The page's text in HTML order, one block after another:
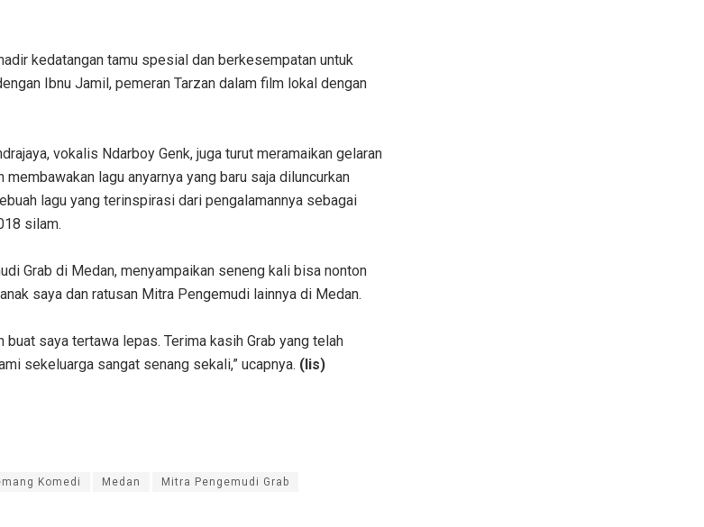
kedatangan tamu spesial dan berkesempatan untuk
Ibnu Jamil, pemeran Tarzan dalam film lokal dengan
vokalis Ndarboy Genk, juga turut meramaikan gelaran
membawakan lagu anyarnya yang baru saja diluncurkan
lagu yang terinspirasi dari pengalamannya sebagai
silam.
Grab di Medan, menyampaikan seneng kali bisa nonton
saya dan ratusan Mitra Pengemudi lainnya di Medan.
buat saya tertawa lepas. Terima kasih Grab yang telah
sekeluarga sangat senang sekali,” ucapnya. (lis)
Komedi Medan Mitra Pengemudi Grab